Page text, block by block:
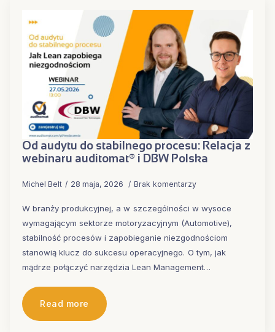
Od audytu do stabilnego procesu: Relacja z
webinaru auditomat® i DBW Polska
Michel Belt 28 maja, 2026 Brak komentarzy
W branży produkcyjnej, a w szczególności w wysoce
wymagającym sektorze motoryzacyjnym (Automotive),
stabilność procesów i zapobieganie niezgodnościom
stanowią klucz do sukcesu operacyjnego. O tym, jak
mądrze połączyć narzędzia Lean Management…
Read more